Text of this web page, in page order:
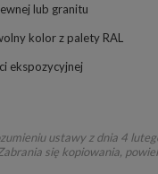
lub granitu
kolor z palety RAL
ekspozycyjnej
ustawy z dnia 4
się kopiowania,